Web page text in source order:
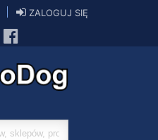
ZALOGUJ SIĘ